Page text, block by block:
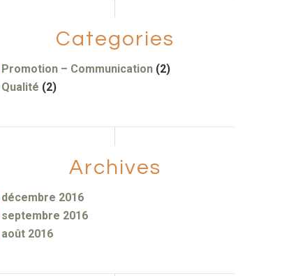
Categories
Promotion – Communication (2)
Qualité (2)
Archives
décembre 2016
septembre 2016
août 2016